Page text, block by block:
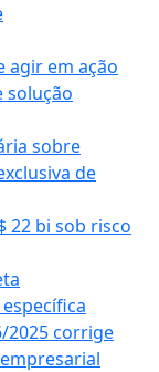
agir em ação
solução
sobre
de
22 bi sob risco
2025 corrige